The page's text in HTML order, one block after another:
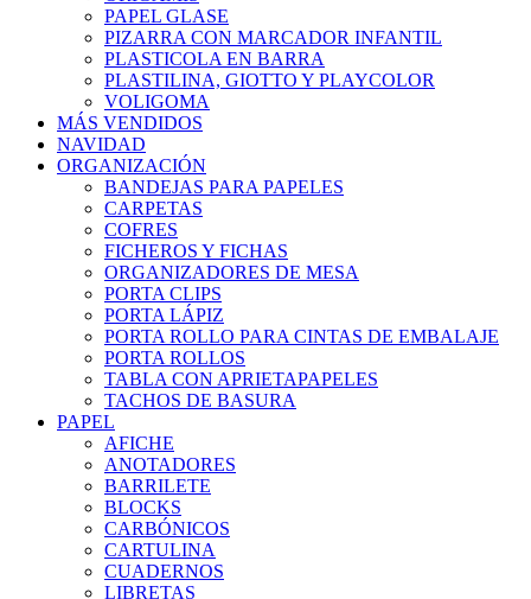
PAPEL GLASE
PIZARRA CON MARCADOR INFANTIL
PLASTICOLA EN BARRA
PLASTILINA, GIOTTO Y PLAYCOLOR
VOLIGOMA
MÁS VENDIDOS
NAVIDAD
ORGANIZACIÓN
BANDEJAS PARA PAPELES
CARPETAS
COFRES
FICHEROS Y FICHAS
ORGANIZADORES DE MESA
PORTA CLIPS
PORTA LÁPIZ
PORTA ROLLO PARA CINTAS DE EMBALAJE
PORTA ROLLOS
TABLA CON APRIETAPAPELES
TACHOS DE BASURA
PAPEL
AFICHE
ANOTADORES
BARRILETE
BLOCKS
CARBÓNICOS
CARTULINA
CUADERNOS
LIBRETAS